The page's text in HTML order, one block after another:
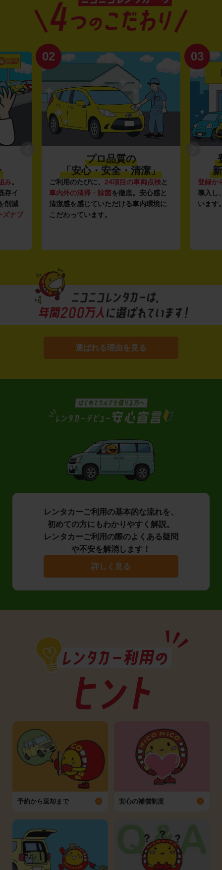
み。
存イ
削減
ズナブ
02
プロ品質の
「安心・安全・清潔」
ご利用のたびに、 24項目の車両点検と
車内外の清掃・除菌を徹底。安心感と
清潔感を感じていただける車内環境に
こだわっています。
03
登録か
導入し
います
選ばれる理由を見る
レンタカーご利用の基本的な流れを、
初めての方にもわかりやすく解説。
レンタカーご利用の際のよくある疑問
や不安を解消します！
詳しく見る
予約から返却まで 安心の補償制度